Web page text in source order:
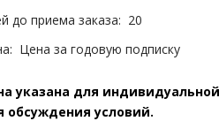
до приема заказа: 20
Цена за годовую подписку
указана для
обсуждения условий.